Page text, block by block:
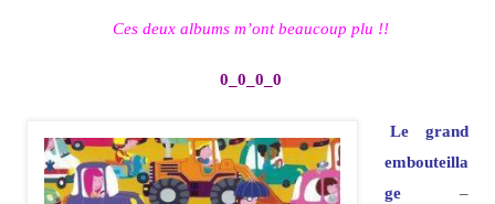
Ces deux albums m’ont beaucoup plu !!
0_0_0_0
Le grand
embouteilla
ge–